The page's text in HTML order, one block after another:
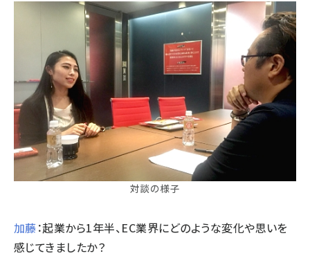
対談の様子
加藤：起業から1年半、EC業界にどのような変化や思いを
感じてきましたか？